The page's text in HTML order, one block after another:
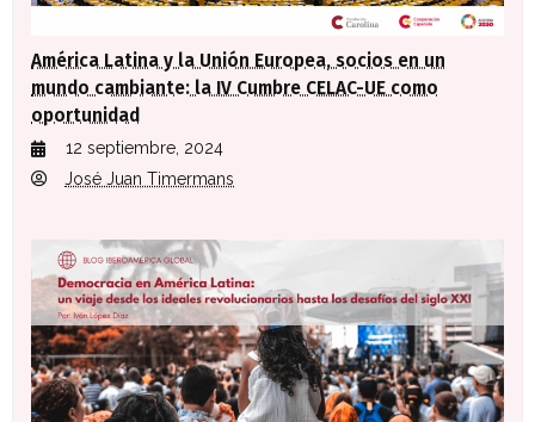
América Latina y la Unión Europea, socios en un
mundo cambiante: la IV Cumbre CELAC-UE como
oportunidad
12 septiembre, 2024
José Juan Timermans